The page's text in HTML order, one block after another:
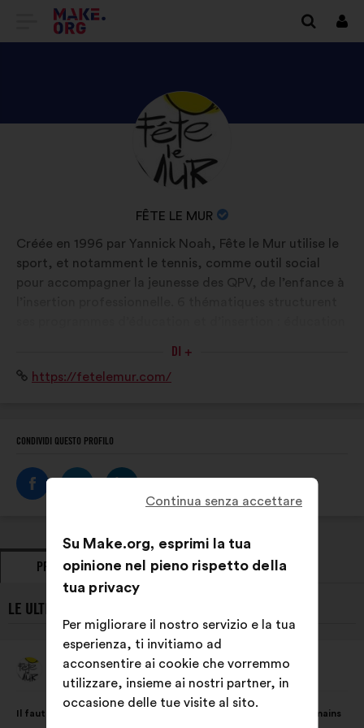
VAI
MAKE.ORG
SCOPRI
IL
PROFILO
LE
MUR
NOME
DELL'ORGANIZZAZIONE:
FÊTE LE MUR
Biografia:
Créée en 1996 par Yannick Noah, Fête le Mur utilise le
sport, et notamment le tennis, comme outil social
pour accompagner la jeunesse des QPV, de l’enfance à
orientation et insertion professionnelle.
DI +
Sitohttps://fetelemur.com/
CONDIVIDI QUESTO PROFILO
PROPOSTE PRESE DI POSIZIONE
LE ULTIME PROPOSTE DI FÊTE LE MUR:
Proposta Fête Le Mur
Contenuto
della
Il faut donner aux associations socio-sportives les moyens humains
ripartiti:
Continua senza accettare
Su Make.org, esprimi la tua
opinione nel pieno rispetto della
tua privacy
Per migliorare il nostro servizio e la tua
esperienza, ti invitiamo ad
acconsentire ai cookie che vorremmo
utilizzare, insieme ai nostri partner, in
occasione delle tue visite al sito.